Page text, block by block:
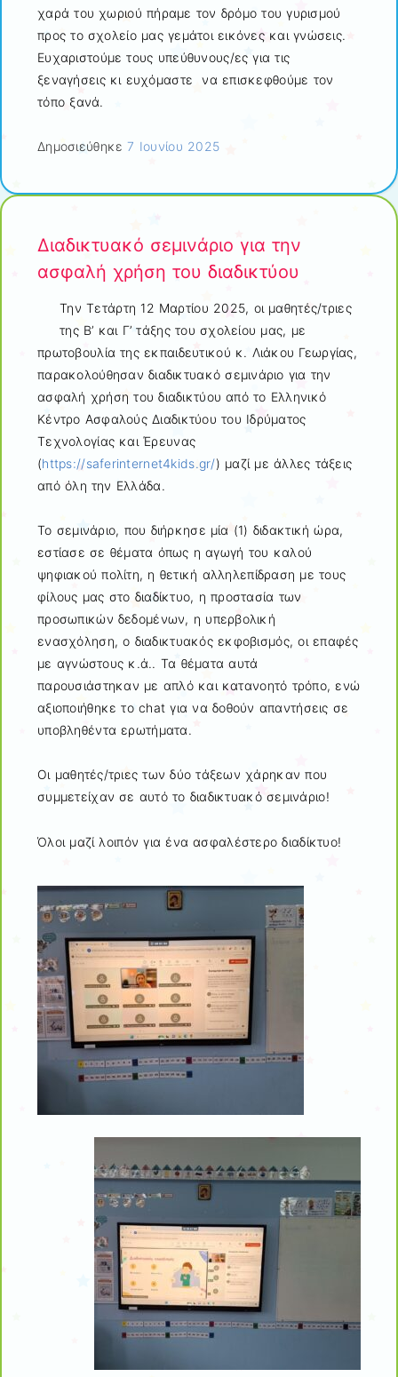
χαρά του χωριού πήραμε τον δρόμο του γυρισμού
προς το σχολείο μας γεμάτοι εικόνες και γνώσεις.
Ευχαριστούμε τους υπεύθυνους/ες για τις
ξεναγήσεις κι ευχόμαστε να επισκεφθούμε τον
τόπο ξανά.
Δημοσιεύθηκε7 Ιουνίου 2025
Διαδικτυακό σεμινάριο για την
ασφαλή χρήση του διαδικτύου
Την Τετάρτη 12 Μαρτίου 2025, οι μαθητές/τριες
της Β’ και Γ’ τάξης του σχολείου μας, με
πρωτοβουλία της εκπαιδευτικού κ. Λιάκου Γεωργίας,
παρακολούθησαν διαδικτυακό σεμινάριο για την
ασφαλή χρήση του διαδικτύου από το Ελληνικό
Κέντρο Ασφαλούς Διαδικτύου του Ιδρύματος
Τεχνολογίας και Έρευνας
(https://saferinternet4kids.gr/) μαζί με άλλες τάξεις
από όλη την Ελλάδα.
Το σεμινάριο, που διήρκησε μία (1) διδακτική ώρα,
εστίασε σε θέματα όπως η αγωγή του καλού
ψηφιακού πολίτη, η θετική αλληλεπίδραση με τους
φίλους μας στο διαδίκτυο, η προστασία των
προσωπικών δεδομένων, η υπερβολική
ενασχόληση, ο διαδικτυακός εκφοβισμός, οι επαφές
με αγνώστους κ.ά.. Τα θέματα αυτά
παρουσιάστηκαν με απλό και κατανοητό τρόπο, ενώ
αξιοποιήθηκε το chat για να δοθούν απαντήσεις σε
υποβληθέντα ερωτήματα.
Οι μαθητές/τριες των δύο τάξεων χάρηκαν που
συμμετείχαν σε αυτό το διαδικτυακό σεμινάριο!
Όλοι μαζί λοιπόν για ένα ασφαλέστερο διαδίκτυο!